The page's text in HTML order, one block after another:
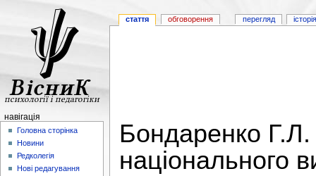
Бондаренко Г.Л.
національного
стаття обговорення перегляд
навігація
Головна сторінка
Новини
Редколегія
Нові редагування